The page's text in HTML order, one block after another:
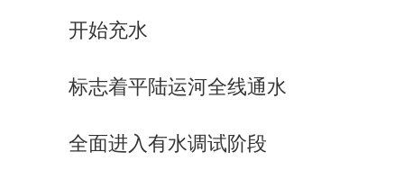
开始充水
标志着平陆运河全线通水
全面进入有水调试阶段